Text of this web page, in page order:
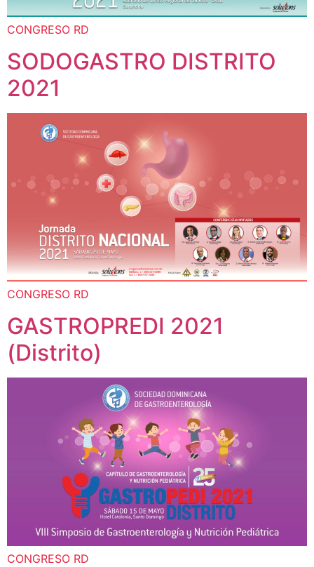
CONGRESO RD
SODOGASTRO DISTRITO
2021
CONGRESO RD
GASTROPREDI 2021
(Distrito)
CONGRESO RD